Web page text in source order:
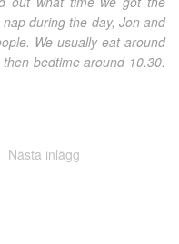
during the day, Jon and
We usually eat around
bedtime around 10.30.
Nästa inlägg